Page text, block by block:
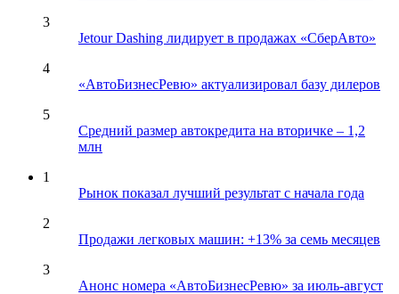
3
Jetour Dashing лидирует в продажах «СберАвто»
4
«АвтоБизнесРевю» актуализировал базу дилеров
5
Средний размер автокредита на вторичке – 1,2
млн
1
Рынок показал лучший результат с начала года
2
Продажи легковых машин: +13% за семь месяцев
3
Анонс номера «АвтоБизнесРевю» за июль-август